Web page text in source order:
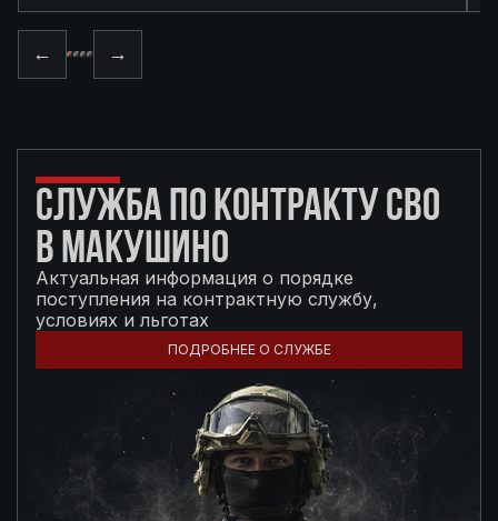
← →
СЛУЖБА ПО КОНТРАКТУ СВО
В МАКУШИНО
Актуальная информация о порядке
поступления на контрактную службу,
условиях и льготах
ПОДРОБНЕЕ О СЛУЖБЕ